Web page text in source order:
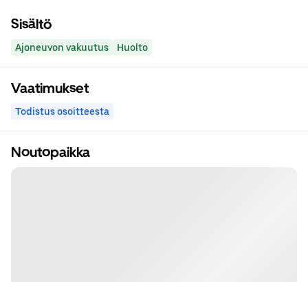
Sisältö
Ajoneuvon vakuutus Huolto
Vaatimukset
Todistus osoitteesta
Noutopaikka